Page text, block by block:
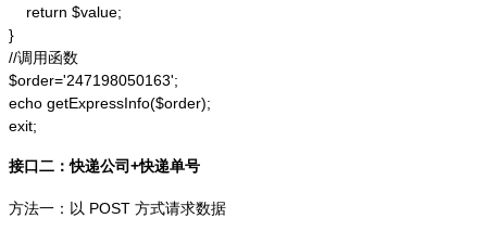
    return $value;
}
//调用函数
$order='247198050163';
echo getExpressInfo($order);
exit;
接口二：快递公司+快递单号
方法一：以 POST 方式请求数据